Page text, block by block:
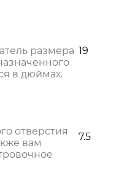
размера
в дюймах.
19
отверстия
вам
7.5